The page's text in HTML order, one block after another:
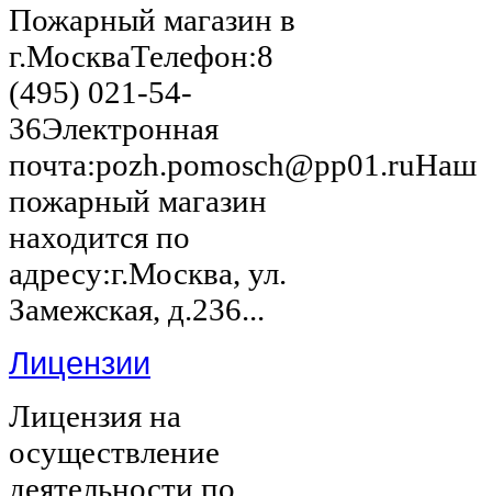
Пожарный магазин в
г.МоскваТелефон:8
(495) 021-54-
36Электронная
почта:pozh.pomosch@pp01.ruНаш
пожарный магазин
находится по
адресу:г.Москва, ул.
Замежская, д.236...
Лицензии
Лицензия на
осуществление
деятельности по